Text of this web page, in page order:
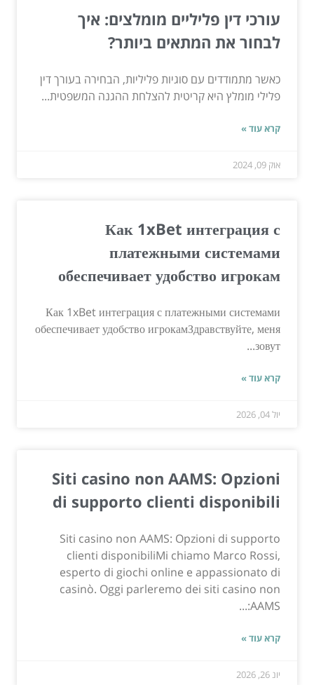
עורכי דין פליליים מומלצים: איך
לבחור את המתאים ביותר?
כאשר מתמודדים עם סוגיות פליליות, הבחירה בעורך דין
פלילי מומלץ היא קריטית להצלחת ההגנה המשפטית...
קרא עוד »
אוק 09, 2024
Как 1xBet интеграция с
платежными системами
обеспечивает удобство игрокам
Как 1xBet интеграция с платежными системами
обеспечивает удобство игрокамЗдравствуйте, меня
зовут...
קרא עוד »
יול 04, 2026
Siti casino non AAMS: Opzioni
di supporto clienti disponibili
Siti casino non AAMS: Opzioni di supporto
clienti disponibiliMi chiamo Marco Rossi,
esperto di giochi online e appassionato di
casinò. Oggi parleremo dei siti casino non
AAMS:...
קרא עוד »
יונ 26, 2026